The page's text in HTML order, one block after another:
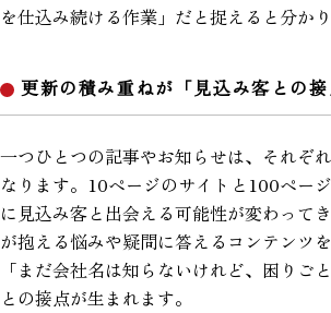
を仕込み続ける作業」だと捉えると分か
更新の積み重ねが「見込み客との
一つひとつの記事やお知らせは、それぞ
なります。10ページのサイトと100ペー
に見込み客と出会える可能性が変わって
が抱える悩みや疑問に答えるコンテンツ
「まだ会社名は知らないけれど、困りご
との接点が生まれます。